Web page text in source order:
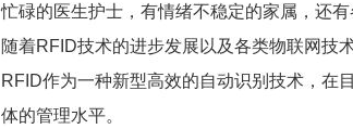
忙碌的医生护士，有情绪不稳定的家属，还
随着RFID技术的进步发展以及各类物联网技
RFID作为一种新型高效的自动识别技术，在
体的管理水平。